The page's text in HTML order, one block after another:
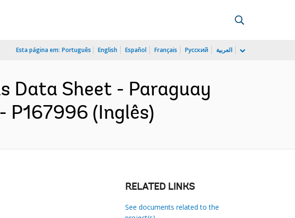
Esta página em: Português English Español Français Русский العربية
Data Sheet - Paraguay
P167996 (Inglês)
RELATED LINKS
See documents related to the